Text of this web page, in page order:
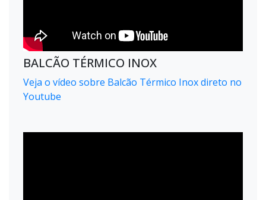
BALCÃO TÉRMICO INOX
Veja o vídeo sobre Balcão Térmico Inox direto no
Youtube